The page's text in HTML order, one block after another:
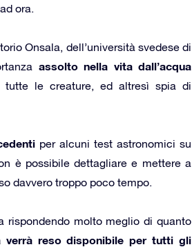
ora.
Onsala, dell’università svedese di
assolto nella vita dall’acqua
tutte le creature, ed altresì spia di
per alcuni test astronomici su
è possibile dettagliare e mettere a
davvero troppo poco tempo.
rispondendo molto meglio di quanto
verrà reso disponibile per tutti gli